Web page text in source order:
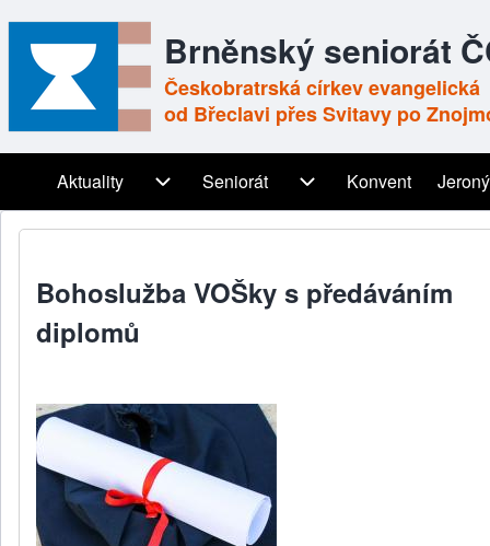
Brněnský seniorát
Českobratrská církev evangelická
od Břeclavi přes Svitavy po
Main navigation
Aktuality
Aktuality sub-navigation
Seniorát
Seniorát sub-navigation
Konvent
Bohoslužba VOŠky s předáváním
diplomů